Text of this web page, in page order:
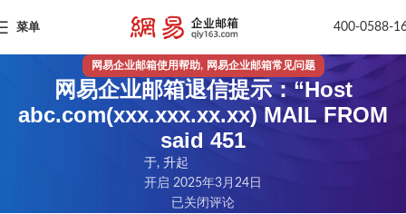
菜单 400-0588-
网易企业邮箱使用帮助, 网易企业邮箱常见问题
网易企业邮箱退信提示：“Host
abc.com(xxx.xxx.xx.xx) MAIL FROM
said 451
于, 升起
开启 2025年3月24日
已关闭评论